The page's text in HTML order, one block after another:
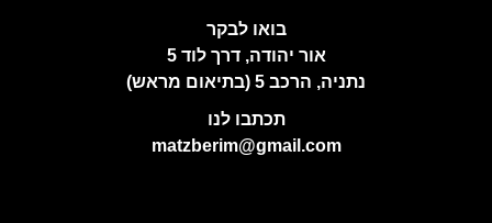
בואו לבקר
אור יהודה, דרך לוד 5
נתניה, הרכב 5 (בתיאום מראש)
תכתבו לנו
matzberim@gmail.com